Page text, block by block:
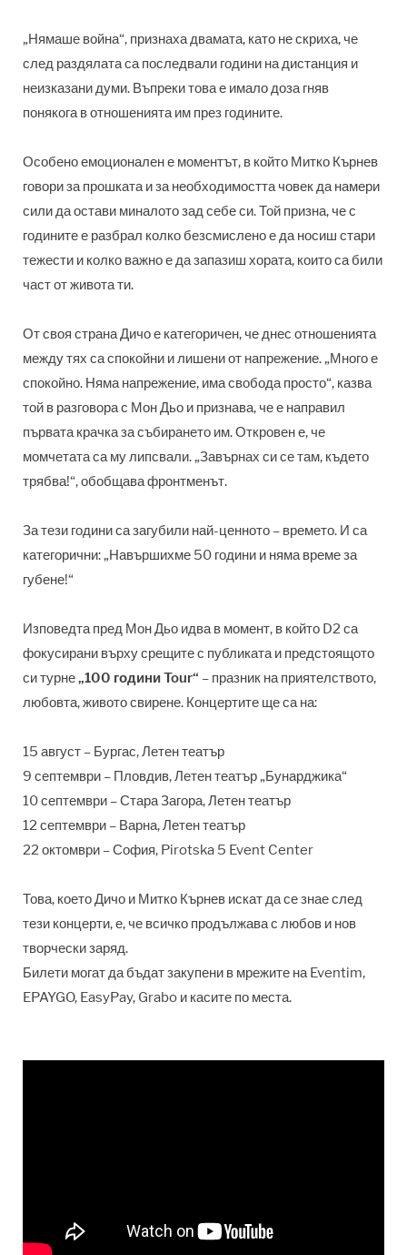
„Нямаше война“, признаха двамата, като не скриха, че
след раздялата са последвали години на дистанция и
неизказани думи. Въпреки това е имало доза гняв
понякога в отношенията им през годините.
Особено емоционален е моментът, в който Митко Кърнев
говори за прошката и за необходимостта човек да намери
сили да остави миналото зад себе си. Той призна, че с
годините е разбрал колко безсмислено е да носиш стари
тежести и колко важно е да запазиш хората, които са били
част от живота ти.
От своя страна Дичо е категоричен, че днес отношенията
между тях са спокойни и лишени от напрежение. „Много е
спокойно. Няма напрежение, има свобода просто“, казва
той в разговора с Мон Дьо и признава, че е направил
първата крачка за събирането им. Откровен е, че
момчетата са му липсвали. „Завърнах си се там, където
трябва!“, обобщава фронтменът.
За тези години са загубили най-ценното – времето. И са
категорични: „Навършихме 50 години и няма време за
губене!“
Изповедта пред Мон Дьо идва в момент, в който D2 са
фокусирани върху срещите с публиката и предстоящото
си турне„100 години Tour“ – празник на приятелството,
любовта, живото свирене. Концертите ще са на:
15 август – Бургас, Летен театър
9 септември – Пловдив, Летен театър „Бунарджика“
10 септември – Стара Загора, Летен театър
12 септември – Варна, Летен театър
22 октомври – София, Pirotska 5 Event Center
Това, което Дичо и Митко Кърнев искат да се знае след
тези концерти, е, че всичко продължава с любов и нов
творчески заряд.
Билети могат да бъдат закупени в мрежите на Eventim,
EPAYGO, EasyPay, Grabo и касите по места.